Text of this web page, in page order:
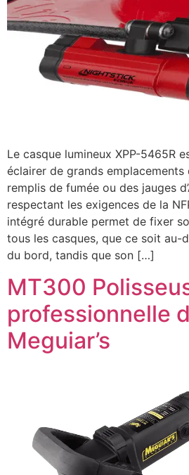
Le casque lumineux XPP-5465R
éclairer de grands emplacements
remplis de fumée ou des jauges
respectant les exigences de la
intégré durable permet de fixer
tous les casques, que ce soit au-
du bord, tandis que son […]
MT300
professionnelle
Meguiar’s